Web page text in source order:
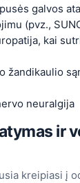
galvos
(pvz.,
kai
žandikaulio
neuralgija
ir
kreipiasi į